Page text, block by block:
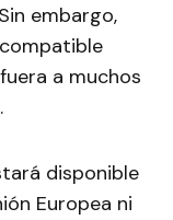
embargo,
a muchos
disponible
Europea ni